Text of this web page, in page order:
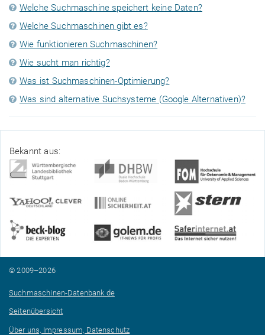
Welche Suchmaschine speichert keine Daten?
Welche Suchmaschinen gibt es?
Wie funktionieren Suchmaschinen?
Wie sucht man richtig?
Was ist Suchmaschinen-Optimierung?
Was sind alternative Suchsysteme (Google Alternativen)?
Bekannt aus:
© 2009–2026
Suchmaschinen-Datenbank.de
Seitenübersicht
Über uns, Impressum, Datenschutz